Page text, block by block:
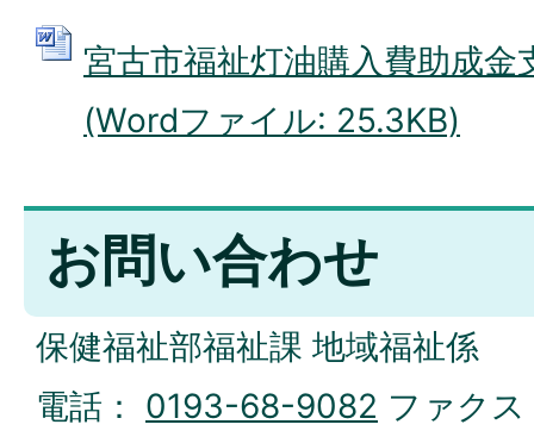
宮古市福祉灯油購入費助成金
(Wordファイル: 25.3KB)
お問い合わせ
保健福祉部福祉課 地域福祉係
電話： 0193-68-9082 ファク